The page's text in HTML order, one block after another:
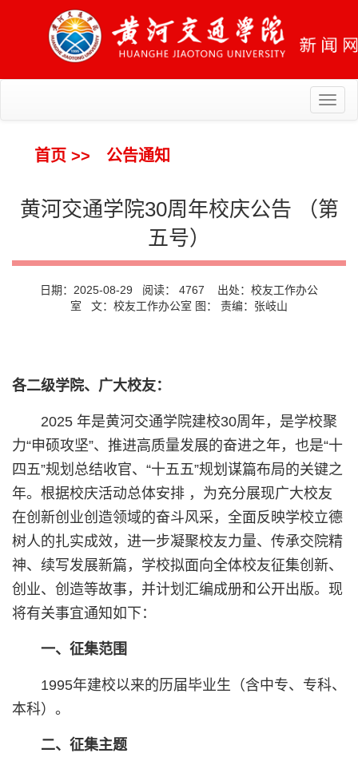
首页 >> 公告通知
黄河交通学院30周年校庆公告 （第
五号）
日期：2025-08-29 阅读： 4767 出处：校友工作办公
室 文：校友工作办公室 图： 责编：张岐山
各二级学院、广大校友：
2025 年是黄河交通学院建校30周年，是学校聚
力“申硕攻坚”、推进高质量发展的奋进之年，也是“十
四五”规划总结收官、“十五五”规划谋篇布局的关键之
年。根据校庆活动总体安排 ，为充分展现广大校友
在创新创业创造领域的奋斗风采，全面反映学校立德
树人的扎实成效，进一步凝聚校友力量、传承交院精
神、续写发展新篇，学校拟面向全体校友征集创新、
创业、创造等故事，并计划汇编成册和公开出版。现
将有关事宜通知如下：
一、征集范围
1995年建校以来的历届毕业生（含中专、专科、
本科）。
二、征集主题